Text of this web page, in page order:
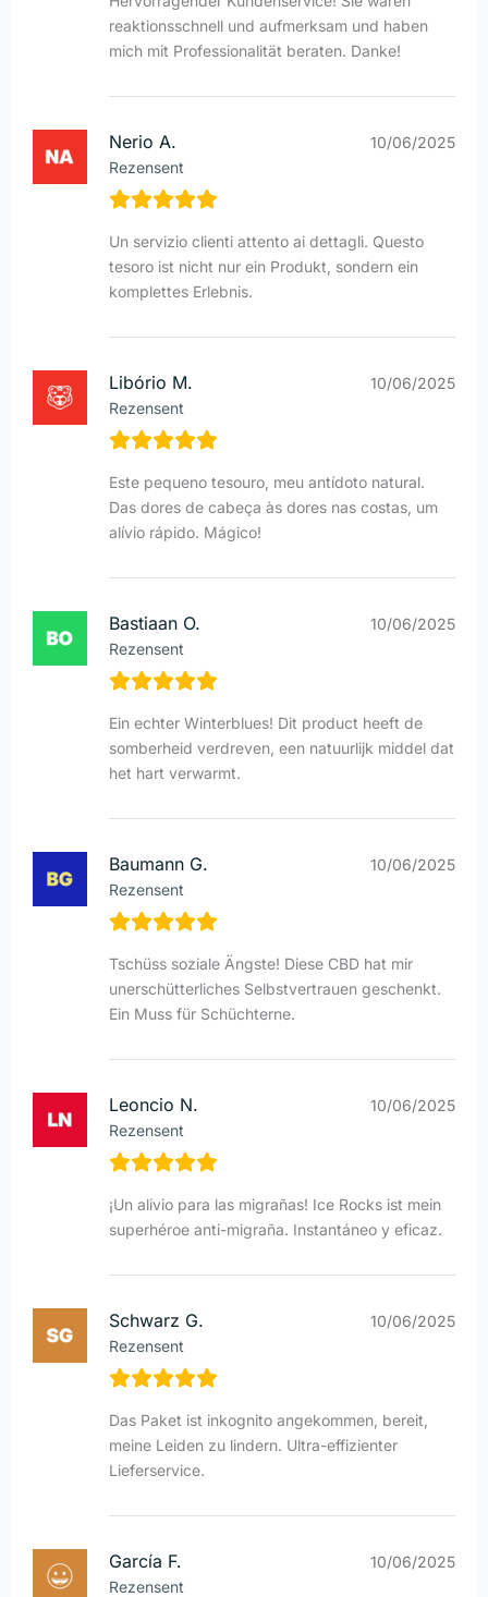
reaktionsschnell und aufmerksam und haben
mich mit Professionalität beraten. Danke!
Nerio A.
Rezensent
10/06/2025
Un servizio clienti attento ai dettagli. Questo
tesoro ist nicht nur ein Produkt, sondern ein
komplettes Erlebnis.
Libório M.
Rezensent
10/06/2025
Este pequeno tesouro, meu antídoto natural.
Das dores de cabeça às dores nas costas, um
alívio rápido. Mágico!
Bastiaan O.
Rezensent
10/06/2025
Ein echter Winterblues! Dit product heeft de
somberheid verdreven, een natuurlijk middel dat
het hart verwarmt.
Baumann G.
Rezensent
10/06/2025
Tschüss soziale Ängste! Diese CBD hat mir
unerschütterliches Selbstvertrauen geschenkt.
Ein Muss für Schüchterne.
Leoncio N.
Rezensent
10/06/2025
¡Un alivio para las migrañas! Ice Rocks ist mein
superhéroe anti-migraña. Instantáneo y eficaz.
Schwarz G.
Rezensent
10/06/2025
Das Paket ist inkognito angekommen, bereit,
meine Leiden zu lindern. Ultra-effizienter
Lieferservice.
García F.
Rezensent
10/06/2025